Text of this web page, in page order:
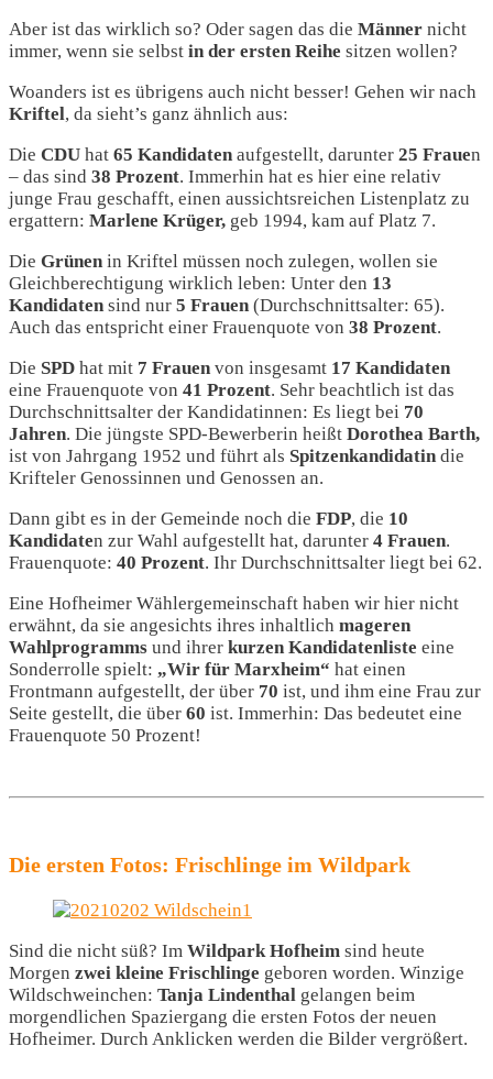
Aber ist das wirklich so? Oder sagen das die Männer nicht
immer, wenn sie selbst in der ersten Reihe sitzen wollen?
Woanders ist es übrigens auch nicht besser! Gehen wir nach
Kriftel, da sieht’s ganz ähnlich aus:
Die CDU hat 65 Kandidaten aufgestellt, darunter 25 Frauen
– das sind 38 Prozent. Immerhin hat es hier eine relativ
junge Frau geschafft, einen aussichtsreichen Listenplatz zu
ergattern: Marlene Krüger, geb 1994, kam auf Platz 7.
Die Grünen in Kriftel müssen noch zulegen, wollen sie
Gleichberechtigung wirklich leben: Unter den 13
Kandidaten sind nur 5 Frauen (Durchschnittsalter: 65).
Auch das entspricht einer Frauenquote von 38 Prozent.
Die SPD hat mit 7 Frauen von insgesamt 17 Kandidaten
eine Frauenquote von 41 Prozent. Sehr beachtlich ist das
Durchschnittsalter der Kandidatinnen: Es liegt bei 70
Jahren. Die jüngste SPD-Bewerberin heißt Dorothea Barth,
ist von Jahrgang 1952 und führt als Spitzenkandidatin die
Krifteler Genossinnen und Genossen an.
Dann gibt es in der Gemeinde noch die FDP, die 10
Kandidaten zur Wahl aufgestellt hat, darunter 4 Frauen.
Frauenquote: 40 Prozent. Ihr Durchschnittsalter liegt bei 62.
Eine Hofheimer Wählergemeinschaft haben wir hier nicht
erwähnt, da sie angesichts ihres inhaltlich mageren
Wahlprogramms und ihrer kurzen Kandidatenliste eine
Sonderrolle spielt: „Wir für Marxheim“ hat einen
Frontmann aufgestellt, der über 70 ist, und ihm eine Frau zur
Seite gestellt, die über 60 ist. Immerhin: Das bedeutet eine
Frauenquote 50 Prozent!
Die ersten Fotos: Frischlinge im Wildpark
Sind die nicht süß? Im Wildpark Hofheim sind heute
Morgen zwei kleine Frischlinge geboren worden. Winzige
Wildschweinchen: Tanja Lindenthal gelangen beim
morgendlichen Spaziergang die ersten Fotos der neuen
Hofheimer. Durch Anklicken werden die Bilder vergrößert.